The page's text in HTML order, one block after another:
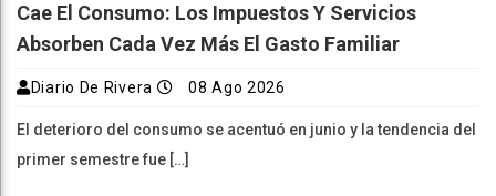
Cae El Consumo: Los Impuestos Y Servicios
Absorben Cada Vez Más El Gasto Familiar
Diario De Rivera 08 Ago 2026
El deterioro del consumo se acentuó en junio y la tendencia del
primer semestre fue […]